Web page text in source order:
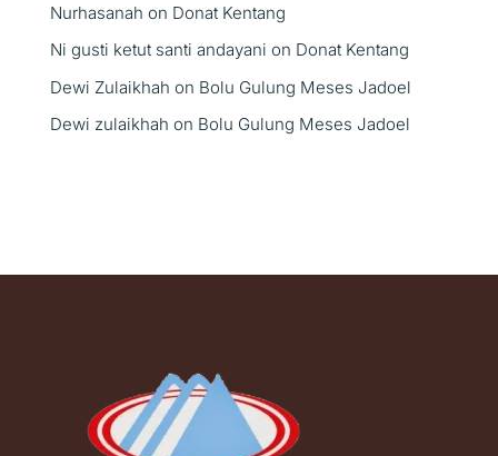
Nurhasanah on Donat Kentang
Ni gusti ketut santi andayani on Donat Kentang
Dewi Zulaikhah on Bolu Gulung Meses Jadoel
Dewi zulaikhah on Bolu Gulung Meses Jadoel